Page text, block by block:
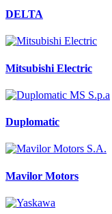
DELTA
Mitsubishi Electric
Duplomatic
Mavilor Motors